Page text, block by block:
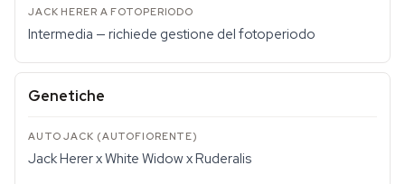
Intermedia — richiede gestione del fotoperiodo
Genetiche
Jack Herer x White Widow x Ruderalis